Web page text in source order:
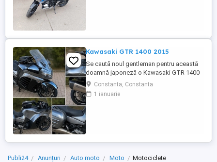
Kawasaki GTR 1400 2015
Se caută noul gentleman pentru această
doamnă japoneză o Kawasaki GTR 1400
care încă întoarce priviri și iubește
kilometrii. A fost răsfățată, întreținută la
timp și tratată cu respect. O dau doar
Constanta, Constanta
1 ianuarie
Publi24 Anunțuri Auto moto Moto Motociclete